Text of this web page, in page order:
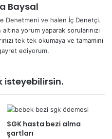
Baysal
Denetmeni ve halen İç Denetçi.
yorum yaparak sorularınızı
tek tek okumaya ve tamamını
ediyorum.
isteyebilirsin.
SGK hasta bezi alma
şartları